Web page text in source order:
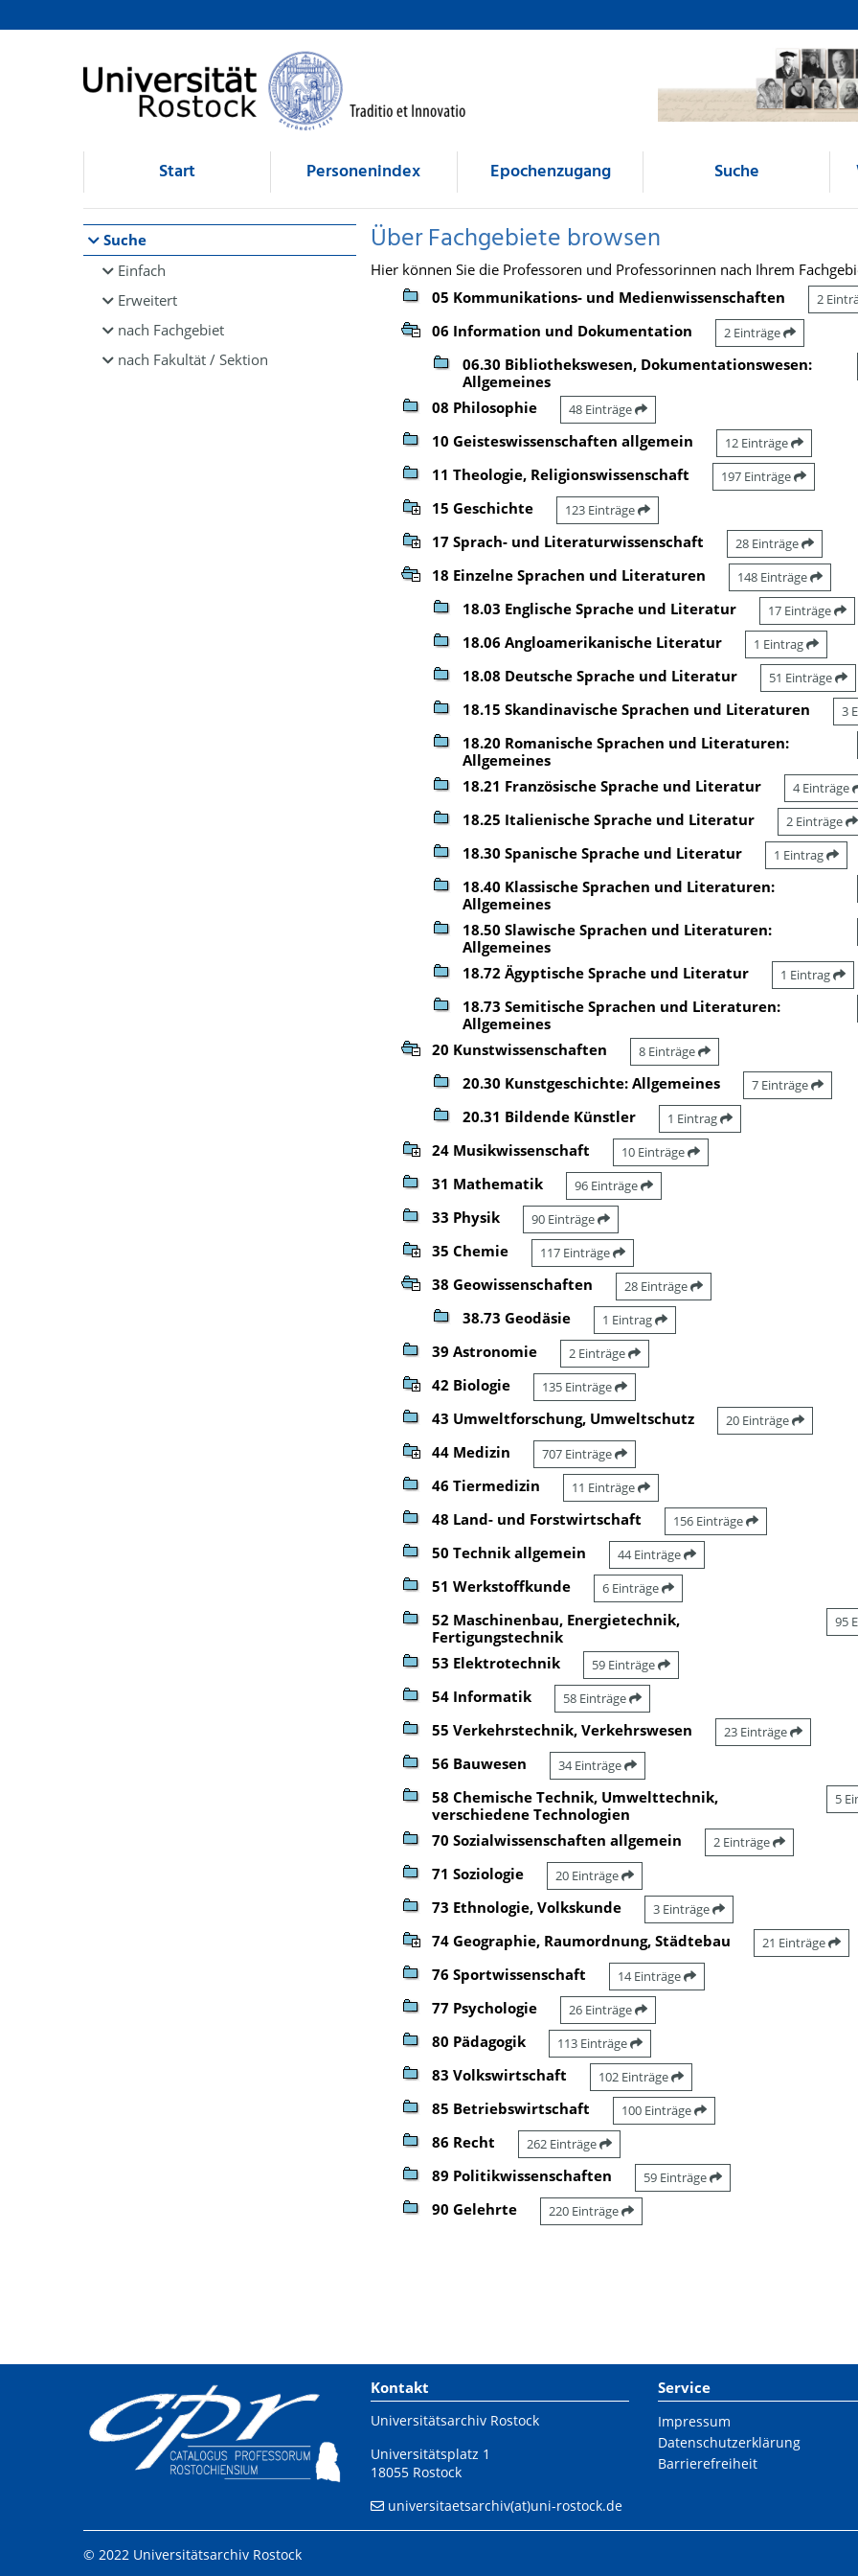
Browsen
direkt zum Inhalt
Start Personenindex Epochenzugang Suche
Suche
Einfach
Erweitert
nach Fachgebiet
nach Fakultät / Sektion
Über Fachgebiete browsen
Hier können Sie die Professoren und Professorinnen nach Ihrem
05 Kommunikations- und Medienwissenschaften
2
06 Information und Dokumentation 2 Einträge
06.30 Bibliothekswesen, Dokumentationswesen:
Allgemeines
08 Philosophie 48 Einträge
10 Geisteswissenschaften allgemein 12 Einträge
11 Theologie, Religionswissenschaft 197 Einträge
15 Geschichte 123 Einträge
17 Sprach- und Literaturwissenschaft 28 Einträge
18 Einzelne Sprachen und Literaturen 148 Einträge
18.03 Englische Sprache und Literatur 17 Einträge
18.06 Angloamerikanische Literatur 1 Eintrag
18.08 Deutsche Sprache und Literatur 51 Einträge
18.15 Skandinavische Sprachen und Literaturen 3
18.20 Romanische Sprachen und Literaturen:
Allgemeines
18.21 Französische Sprache und Literatur 4 Einträge
18.25 Italienische Sprache und Literatur 2 Einträge
18.30 Spanische Sprache und Literatur 1 Eintrag
18.40 Klassische Sprachen und Literaturen:
Allgemeines
18.50 Slawische Sprachen und Literaturen:
Allgemeines
18.72 Ägyptische Sprache und Literatur 1 Eintrag
18.73 Semitische Sprachen und Literaturen:
Allgemeines
20 Kunstwissenschaften 8 Einträge
20.30 Kunstgeschichte: Allgemeines 7 Einträge
20.31 Bildende Künstler 1 Eintrag
24 Musikwissenschaft 10 Einträge
31 Mathematik 96 Einträge
33 Physik 90 Einträge
35 Chemie 117 Einträge
38 Geowissenschaften 28 Einträge
38.73 Geodäsie 1 Eintrag
39 Astronomie 2 Einträge
42 Biologie 135 Einträge
43 Umweltforschung, Umweltschutz 20 Einträge
44 Medizin 707 Einträge
46 Tiermedizin 11 Einträge
48 Land- und Forstwirtschaft 156 Einträge
50 Technik allgemein 44 Einträge
51 Werkstoffkunde 6 Einträge
52 Maschinenbau, Energietechnik,
Fertigungstechnik
95
53 Elektrotechnik 59 Einträge
54 Informatik 58 Einträge
55 Verkehrstechnik, Verkehrswesen 23 Einträge
56 Bauwesen 34 Einträge
58 Chemische Technik, Umwelttechnik,
verschiedene Technologien
5
70 Sozialwissenschaften allgemein 2 Einträge
71 Soziologie 20 Einträge
73 Ethnologie, Volkskunde 3 Einträge
74 Geographie, Raumordnung, Städtebau 21 Einträge
76 Sportwissenschaft 14 Einträge
77 Psychologie 26 Einträge
80 Pädagogik 113 Einträge
83 Volkswirtschaft 102 Einträge
85 Betriebswirtschaft 100 Einträge
86 Recht 262 Einträge
89 Politikwissenschaften 59 Einträge
90 Gelehrte 220 Einträge
Kontakt
Universitätsarchiv Rostock
Universitätsplatz 1
18055 Rostock
universitaetsarchiv(at)uni-rostock.de
Service
Impressum
Datenschutzerklärung
Barrierefreiheit
© 2022 Universitätsarchiv Rostock